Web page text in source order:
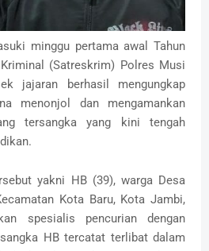
minggu pertama awal Tahun
(Satreskrim) Polres Musi
jajaran berhasil mengungkap
menonjol dan mengamankan
tersangka yang kini tengah
yakni HB (39), warga Desa
Kota Baru, Kota Jambi,
spesialis pencurian dengan
HB tercatat terlibat dalam